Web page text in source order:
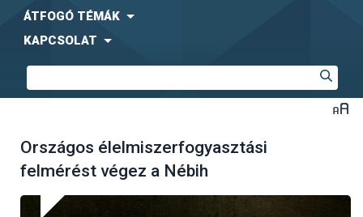
ÁTFOGÓ TÉMÁK
KAPCSOLAT
Országos élelmiszerfogyasztási
felmérést végez a Nébih